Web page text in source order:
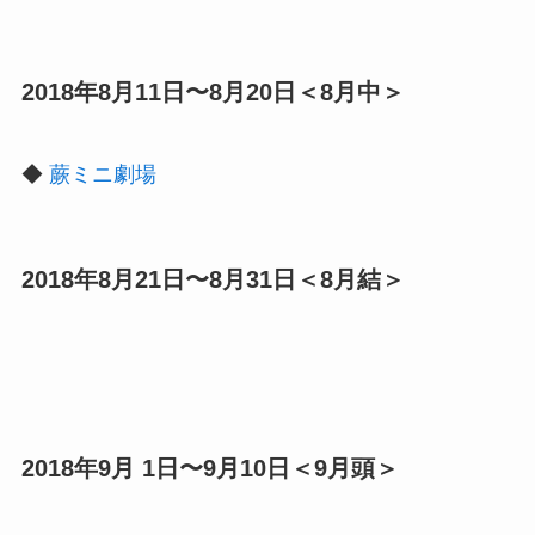
2018年8月11日〜8月20日＜8月中＞
◆ 蕨ミニ劇場
2018年8月21日〜8月31日＜8月結＞
2018年9月 1日〜9月10日＜9月頭＞